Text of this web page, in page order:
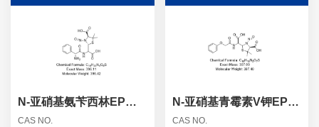
N-亚硝基氨苄西林EP杂
质D
CAS NO.
N-亚硝基青霉素V钾EP杂
质E
CAS NO.